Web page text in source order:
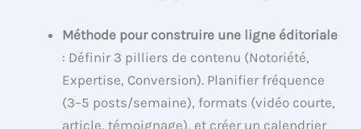
Méthode pour construire une ligne éditoriale
: Définir 3 pilliers de contenu (Notoriété,
Expertise, Conversion). Planifier fréquence
(3–5 posts/semaine), formats (vidéo courte,
article, témoignage), et créer un calendrier